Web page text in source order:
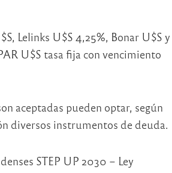
Lelinks U$S 4,25%, Bonar U$S y
U$S tasa fija con vencimiento
aceptadas pueden optar, según
diversos instrumentos de deuda.
STEP UP 2030 – Ley